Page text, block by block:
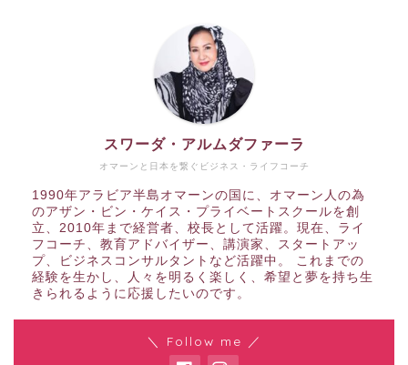
オマーンと日本を繋ぐビジネス・ライフコーチ
スワーダ・アルムダファーラ
1990年アラビア半島オマーンの国に、オマーン人の為
のアザン・ビン・ケイス・プライベートスクールを創
立、2010年まで経営者、校長として活躍。現在、ライ
フコーチ、教育アドバイザー、講演家、スタートアッ
プ、ビジネスコンサルタントなど活躍中。 これまでの
経験を生かし、人々を明るく楽しく、希望と夢を持ち生
きられるように応援したいのです。
＼ Follow me ／